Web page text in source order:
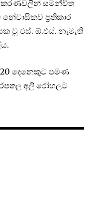
සමන්විත
ප්‍රතිකාර
වූ එස්. ඕ.එස්. නැමැති
20 දෙනෙකුට පමණ
අලි රෝහලට